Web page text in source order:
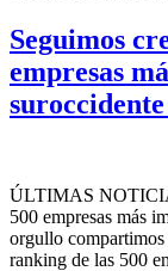
Seguimos
empresas
ÚLTIMAS
500 empresas más
orgullo compartimos
ranking de las 500